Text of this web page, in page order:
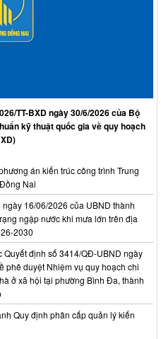
TT-BXD ngày 30/6/2026 của Bộ
kỹ thuật quốc gia về quy hoạch
án kiến trúc công trình Trung
Nai
16/06/2026 của UBND thành
ngập nước khi mưa lớn trên địa
2030
định số 3414/QĐ-UBND ngày
phê duyệt Nhiệm vụ quy hoạch chi
ở xã hội tại phường Bình Đa, thành
Quy định phân cấp quản lý kiến